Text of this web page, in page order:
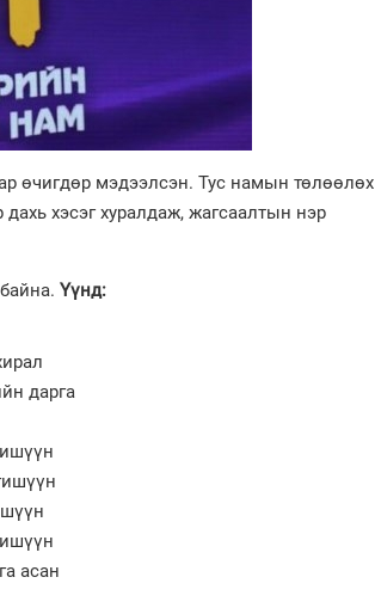
өчигдөр мэдээлсэн. Тус намын төлөөлөх
хэсэг хуралдаж, жагсаалтын нэр
Үүнд:
дарга
асан